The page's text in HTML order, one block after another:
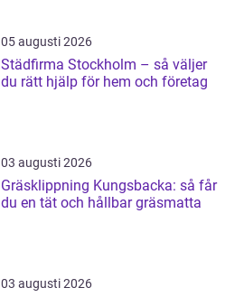
05 augusti 2026
Städfirma Stockholm – så väljer
du rätt hjälp för hem och företag
03 augusti 2026
Gräsklippning Kungsbacka: så får
du en tät och hållbar gräsmatta
03 augusti 2026